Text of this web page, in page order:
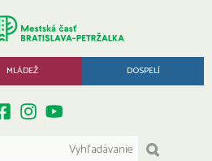
MLÁDEŽ DOSPELÍ